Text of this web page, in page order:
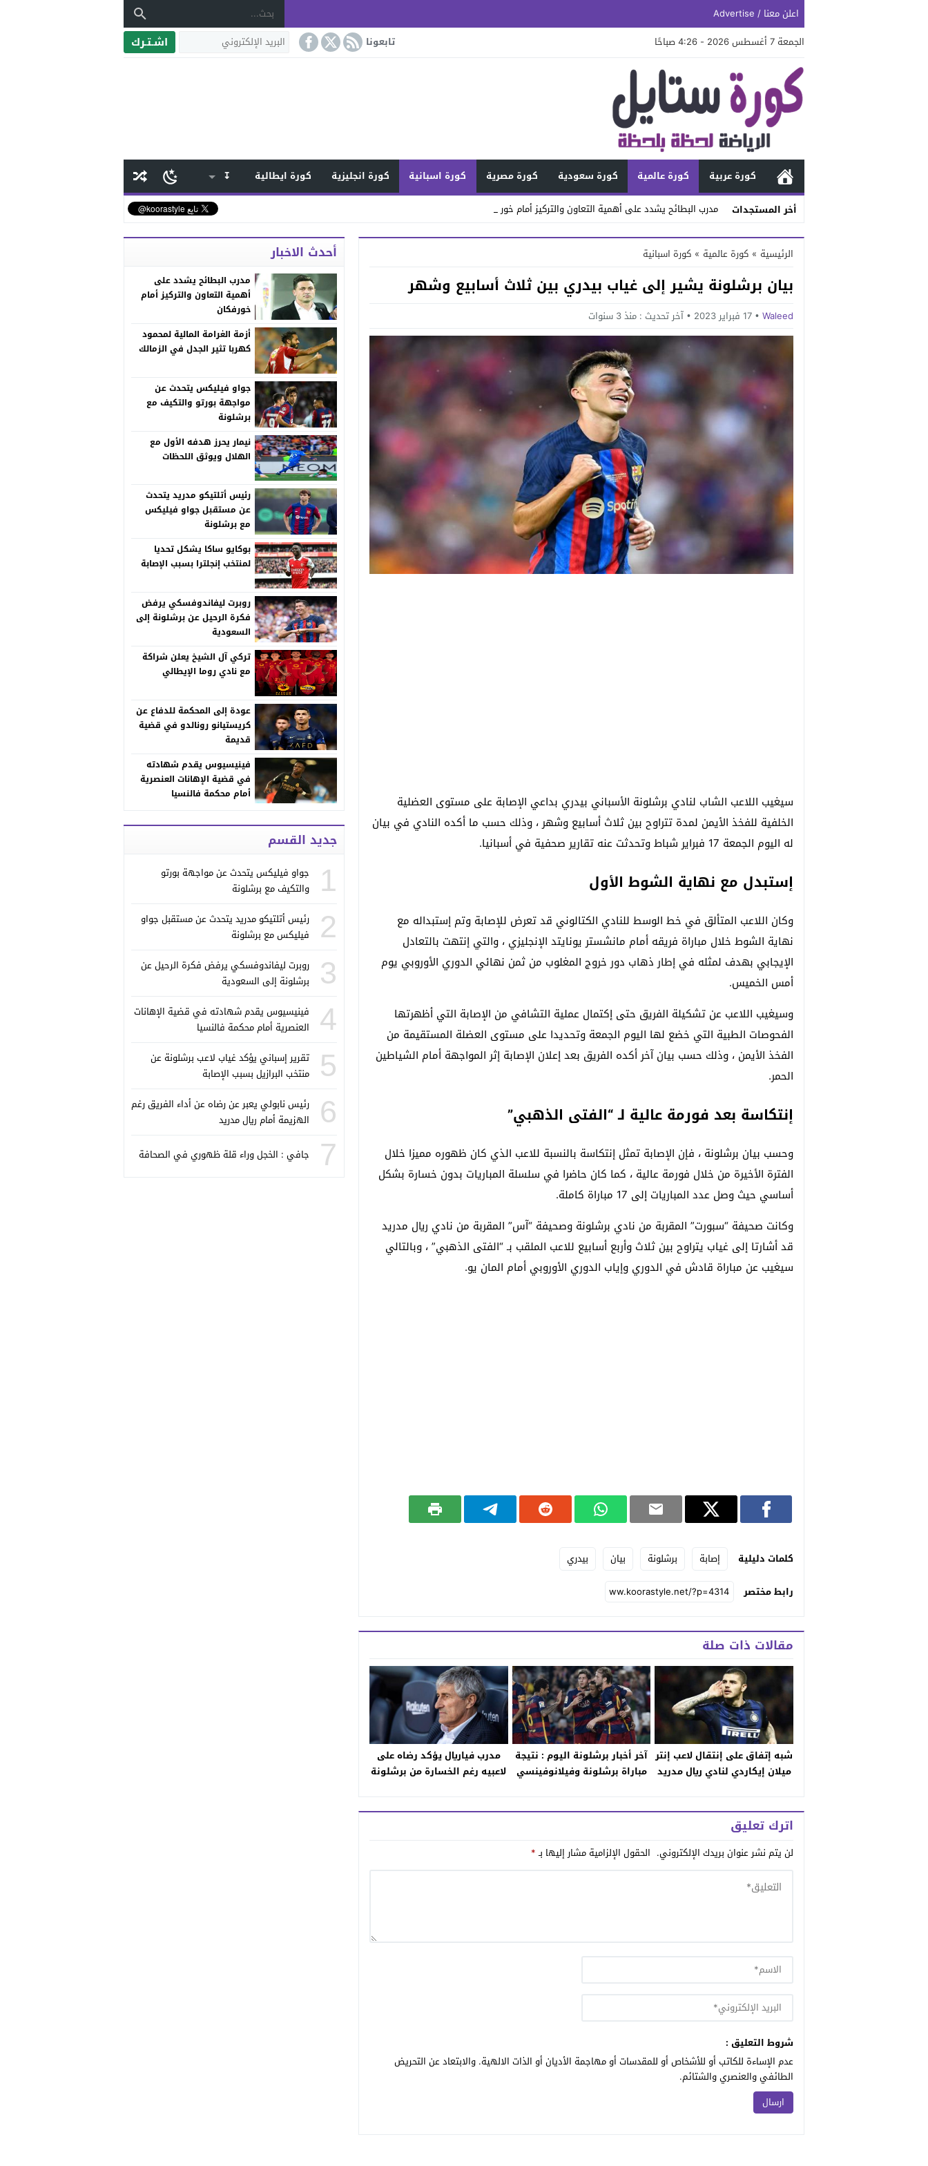
اعلن معنا / Advertise
الجمعة 7 أغسطس 2026 - 4:26 صباحًا
تابعونا اشـتـرك
كورة عربية كورة عالمية كورة سعودية كورة مصرية كورة اسبانية كورة انجليزية كورة ايطالية
↧
أخر المستجدات
مدرب البطائح يشدد على أهمية التعاون والتركيز أمام خورفكان
Stop
Previous
Next
الرئيسية » كورة عالمية » كورة اسبانية
بيان برشلونة يشير إلى غياب بيدري بين ثلاث أسابيع وشهر
Waleed 17 فبراير 2023 آخر تحديث : منذ 3 سنوات
سيغيب اللاعب الشاب لنادي برشلونة الأسباني بيدري بداعي الإصابة على مستوى العضلية
الخلفية للفخذ الأيمن لمدة تتراوح بين ثلاث أسابيع وشهر ، وذلك حسب ما أكده النادي في بيان
له اليوم الجمعة 17 فبراير شباط وتحدثت عنه تقارير صحفية في أسبانيا.
إستبدل مع نهاية الشوط الأول
وكان اللاعب المتألق في خط الوسط للنادي الكتالوني قد تعرض للإصابة وتم إستبداله مع
نهاية الشوط خلال مباراة فريقه أمام مانشستر يونايتد الإنجليزي ، والتي إنتهت بالتعادل
الإيجابي بهدف لمثله في إطار ذهاب دور خروج المغلوب من ثمن نهائي الدوري الأوروبي يوم
أمس الخميس.
وسيغيب اللاعب عن تشكيلة الفريق حتى إكتمال عملية التشافي من الإصابة التي أظهرتها
الفحوصات الطبية التي خضع لها اليوم الجمعة وتحديدا على مستوى العضلة المستقيمة من
الفخذ الأيمن ، وذلك حسب بيان آخر أكده الفريق بعد إعلان الإصابة إثر المواجهة أمام الشياطين
الحمر.
إنتكاسة بعد فورمة عالية لـ “الفتى الذهبي”
وحسب بيان برشلونة ، فإن الإصابة تمثل إنتكاسة بالنسبة للاعب الذي كان ظهوره مميزا خلال
الفترة الأخيرة من خلال فورمة عالية ، كما كان حاضرا في سلسلة المباريات بدون خسارة بشكل
أساسي حيث وصل عدد المباريات إلى 17 مباراة كاملة.
وكانت صحيفة “سبورت” المقربة من نادي برشلونة وصحيفة “آس” المقربة من نادي ريال مدريد
قد أشارتا إلى غياب يتراوح بين ثلاث وأربع أسابيع للاعب الملقب بـ “الفتى الذهبي” ، وبالتالي
سيغيب عن مباراة قادش في الدوري وإياب الدوري الأوروبي أمام المان يو.
كلمات دليلية إصابة برشلونة بيان
بيدري
رابط مختصر
مقالات ذات صلة
شبه إتفاق على إنتقال لاعب إنتر
ميلان إيكاردي لنادي ريال مدريد
آخر أخبار برشلونة اليوم : نتيجة
مباراة برشلونة وفيلانوفينسي
مدرب فياريال يؤكد رضاه على
لاعبيه رغم الخسارة من برشلونة
اترك تعليق
لن يتم نشر عنوان بريدك الإلكتروني. الحقول الإلزامية مشار إليها بـ*
شروط التعليق :
عدم الإساءة للكاتب أو للأشخاص أو للمقدسات أو مهاجمة الأديان أو الذات الالهية. والابتعاد عن التحريض
الطائفي والعنصري والشتائم.
أحدث الاخبار
مدرب البطائح يشدد على
أهمية التعاون والتركيز أمام
خورفكان
أزمة الغرامة المالية لمحمود
كهربا تثير الجدل في الزمالك
جواو فيليكس يتحدث عن
مواجهة بورتو والتكيف مع
برشلونة
نيمار يحرز هدفه الأول مع
الهلال ويوثق اللحظات
رئيس أتلتيكو مدريد يتحدث
عن مستقبل جواو فيليكس
مع برشلونة
بوكايو ساكا يشكل تحديا
لمنتخب إنجلترا بسبب الإصابة
روبرت ليفاندوفسكي يرفض
فكرة الرحيل عن برشلونة إلى
السعودية
تركي آل الشيخ يعلن شراكة
مع نادي روما الإيطالي
عودة إلى المحكمة للدفاع عن
كريستيانو رونالدو في قضية
قديمة
فينيسيوس يقدم شهادته
في قضية الإهانات العنصرية
أمام محكمة فالنسيا
جديد القسم
1
جواو فيليكس يتحدث عن مواجهة بورتو
والتكيف مع برشلونة
2
رئيس أتلتيكو مدريد يتحدث عن مستقبل جواو
فيليكس مع برشلونة
3
روبرت ليفاندوفسكي يرفض فكرة الرحيل عن
برشلونة إلى السعودية
4
فينيسيوس يقدم شهادته في قضية الإهانات
العنصرية أمام محكمة فالنسيا
5
تقرير إسباني يؤكد غياب لاعب برشلونة عن
منتخب البرازيل بسبب الإصابة
6
رئيس نابولي يعبر عن رضاه عن أداء الفريق رغم
الهزيمة أمام ريال مدريد
7 جافي : الخجل وراء قلة ظهوري في الصحافة